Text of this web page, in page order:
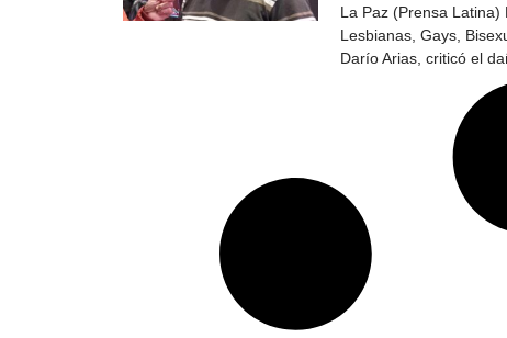
La Paz (Prensa Latina)
Lesbianas, Gays,
Darío Arias, criticó el